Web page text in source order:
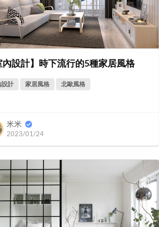
內設計】時下流行的5種家居風格
設計 家居風格 北歐風格
米米
2023/01/24